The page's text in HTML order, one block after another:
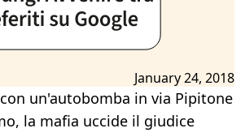
January 24, 2018
un'autobomba in via Pipitone
la mafia uccide il giudice